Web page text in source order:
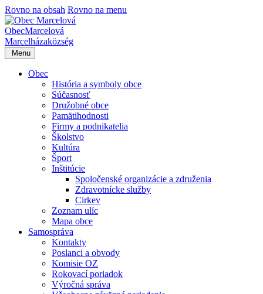
Rovno na obsah Rovno na menu
ObecMarcelová
Marcelházaközség
Menu
Obec
História a symboly obce
Súčasnosť
Družobné obce
Pamätihodnosti
Firmy a podnikatelia
Školstvo
Kultúra
Šport
Inštitúcie
Spoločenské organizácie a združenia
Zdravotnícke služby
Cirkev
Zoznam ulíc
Mapa obce
Samospráva
Kontakty
Poslanci a obvody
Komisie OZ
Rokovací poriadok
Výročná správa